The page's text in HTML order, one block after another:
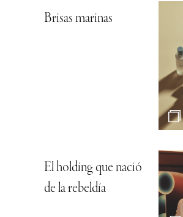
Brisas marinas
El holding que nació
de la rebeldía